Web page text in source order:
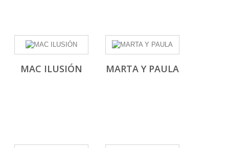
MAC ILUSIÓN MARTA Y PAULA